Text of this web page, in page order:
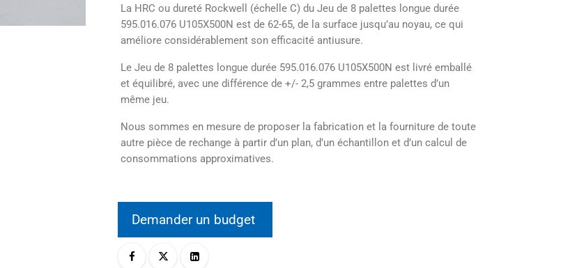
La HRC ou dureté Rockwell (échelle C) du Jeu de 8 palettes longue durée
595.016.076 U105X500N est de 62-65, de la surface jusqu’au noyau, ce qui
améliore considérablement son efficacité antiusure.
Le Jeu de 8 palettes longue durée 595.016.076 U105X500N est livré emballé
et équilibré, avec une différence de +/- 2,5 grammes entre palettes d’un
même jeu.
Nous sommes en mesure de proposer la fabrication et la fourniture de toute
autre pièce de rechange à partir d’un plan, d’un échantillon et d’un calcul de
consommations approximatives.
Demander un budget